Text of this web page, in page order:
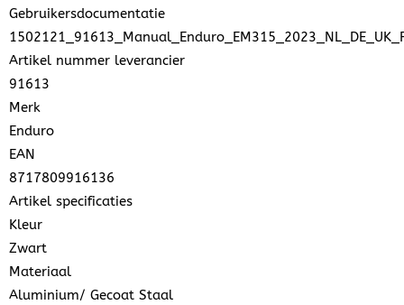
Gebruikersdocumentatie
Artikel nummer leverancier
91613
Merk
Enduro
EAN
8717809916136
Artikel specificaties
Kleur
Zwart
Materiaal
Aluminium/ Gecoat Staal